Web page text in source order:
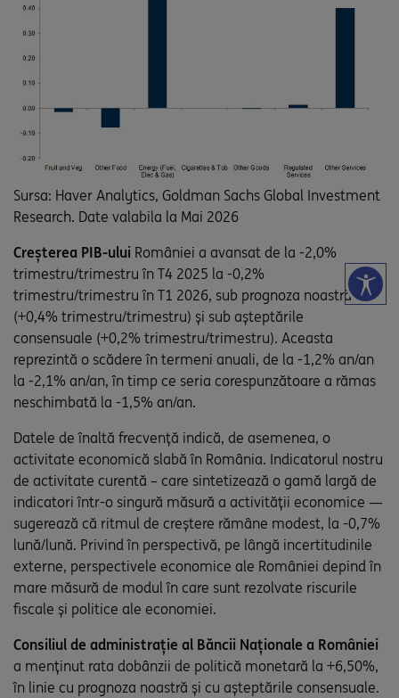
Sursa: Haver Analytics, Goldman Sachs Global Investment
Research. Date valabila la Mai 2026
Creșterea PIB-ului României a avansat de la -2,0%
trimestru/trimestru în T4 2025 la -0,2%
trimestru/trimestru în T1 2026, sub prognoza noastră
(+0,4% trimestru/trimestru) și sub așteptările
consensuale (+0,2% trimestru/trimestru). Aceasta
reprezintă o scădere în termeni anuali, de la -1,2% an/an
la -2,1% an/an, în timp ce seria corespunzătoare a rămas
neschimbată la -1,5% an/an.
Datele de înaltă frecvență indică, de asemenea, o
activitate economică slabă în România. Indicatorul nostru
de activitate curentă – care sintetizează o gamă largă de
indicatori într-o singură măsură a activității economice —
sugerează că ritmul de creștere rămâne modest, la -0,7%
lună/lună. Privind în perspectivă, pe lângă incertitudinile
externe, perspectivele economice ale României depind în
mare măsură de modul în care sunt rezolvate riscurile
fiscale și politice ale economiei.
Consiliul de administrație al Băncii Naționale a României
a menținut rata dobânzii de politică monetară la +6,50%,
în linie cu prognoza noastră și cu așteptările consensuale.